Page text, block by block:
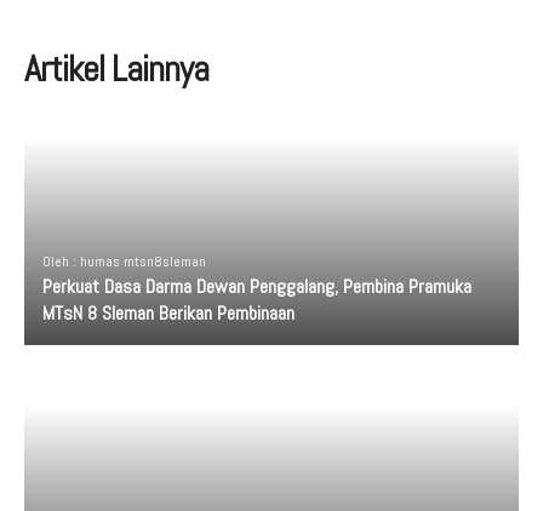
Artikel Lainnya
Oleh : humas mtsn8sleman
Perkuat Dasa Darma Dewan Penggalang, Pembina Pramuka
MTsN 8 Sleman Berikan Pembinaan